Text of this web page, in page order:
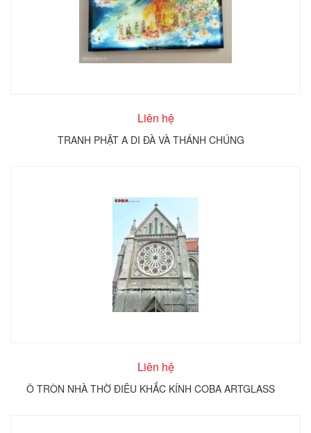
Liên hệ
TRANH PHẬT A DI ĐÀ VÀ THÁNH CHÚNG
Liên hệ
Ô TRÒN NHÀ THỜ ĐIÊU KHẮC KÍNH COBA ARTGLASS